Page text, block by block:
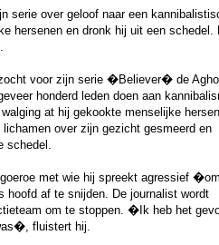
serie over geloof naar een
hersenen en dronk hij uit een schedel.
voor zijn serie �Believer� de
honderd leden doen aan
at hij gekookte menselijke
over zijn gezicht gesmeerd en
schedel.
met wie hij spreekt agressief
af te snijden. De journalist wordt
om te stoppen. �Ik heb het
fluistert hij.